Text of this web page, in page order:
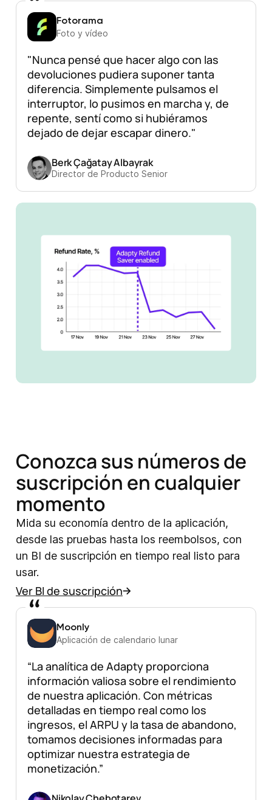
Fotorama
Foto y vídeo
"Nunca pensé que hacer algo con las
devoluciones pudiera suponer tanta
diferencia. Simplemente pulsamos el
interruptor, lo pusimos en marcha y, de
repente, sentí como si hubiéramos
dejado de dejar escapar dinero."
Berk Çağatay Albayrak
Director de Producto Senior
Conozca sus números de
suscripción en cualquier
momento
Mida su economía dentro de la aplicación,
desde las pruebas hasta los reembolsos, con
un BI de suscripción en tiempo real listo para
usar.
Ver BI de suscripción
Moonly
Aplicación de calendario lunar
“La analítica de Adapty proporciona
información valiosa sobre el rendimiento
de nuestra aplicación. Con métricas
detalladas en tiempo real como los
ingresos, el ARPU y la tasa de abandono,
tomamos decisiones informadas para
optimizar nuestra estrategia de
monetización.”